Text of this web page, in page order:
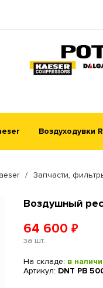
Воздуходувки
/ Запчасти,
Воздушный
64 600 ₽
за шт.
На складе: в
Артикул: DNT РВ